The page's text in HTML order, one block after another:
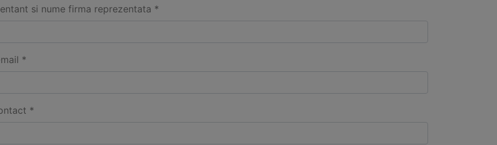
si nume firma reprezentata *
*
*